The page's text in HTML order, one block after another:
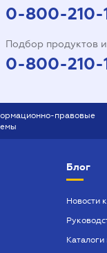
0-800-210-
Подбор продуктов
0-800-210-
правовые
ПРОФ
ПРОФ
Блог
Новости